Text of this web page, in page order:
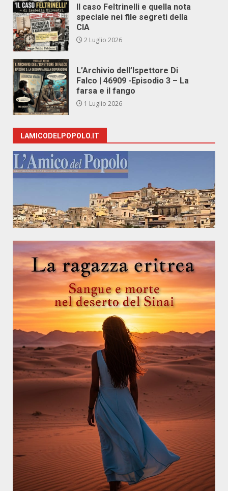
Il caso Feltrinelli e quella nota
speciale nei file segreti della
CIA
2 Luglio 2026
L’Archivio dell’Ispettore Di
Falco | 46909 -Episodio 3 – La
farsa e il fango
1 Luglio 2026
LAMICODELPOPOLO.IT